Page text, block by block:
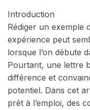
Introduction
Rédiger un exemple
expérience peut
lorsque l’on débute
Pourtant, une lettre
différence et
potentiel. Dans cet
prêt à l’emploi, des